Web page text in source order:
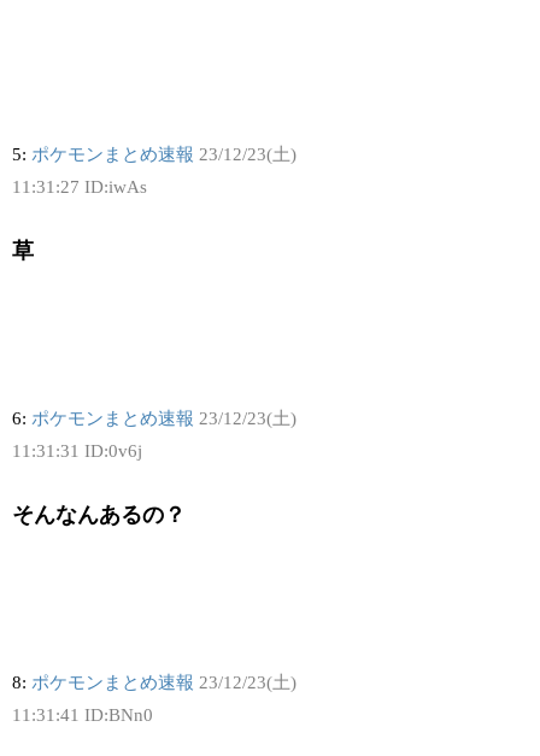
5: ポケモンまとめ速報 23/12/23(土)
11:31:27 ID:iwAs
草
6: ポケモンまとめ速報 23/12/23(土)
11:31:31 ID:0v6j
そんなんあるの？
8: ポケモンまとめ速報 23/12/23(土)
11:31:41 ID:BNn0